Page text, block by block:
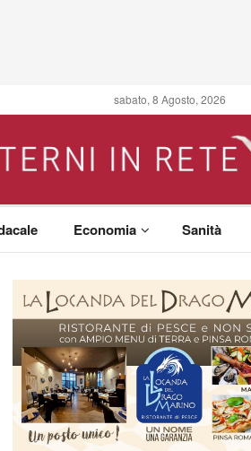
sabato, 8 Agosto, 2026
Economia Sanità